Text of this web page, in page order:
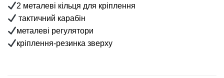
2 металеві кільця для кріплення
тактичний карабін
металеві регулятори
кріплення-резинка зверху